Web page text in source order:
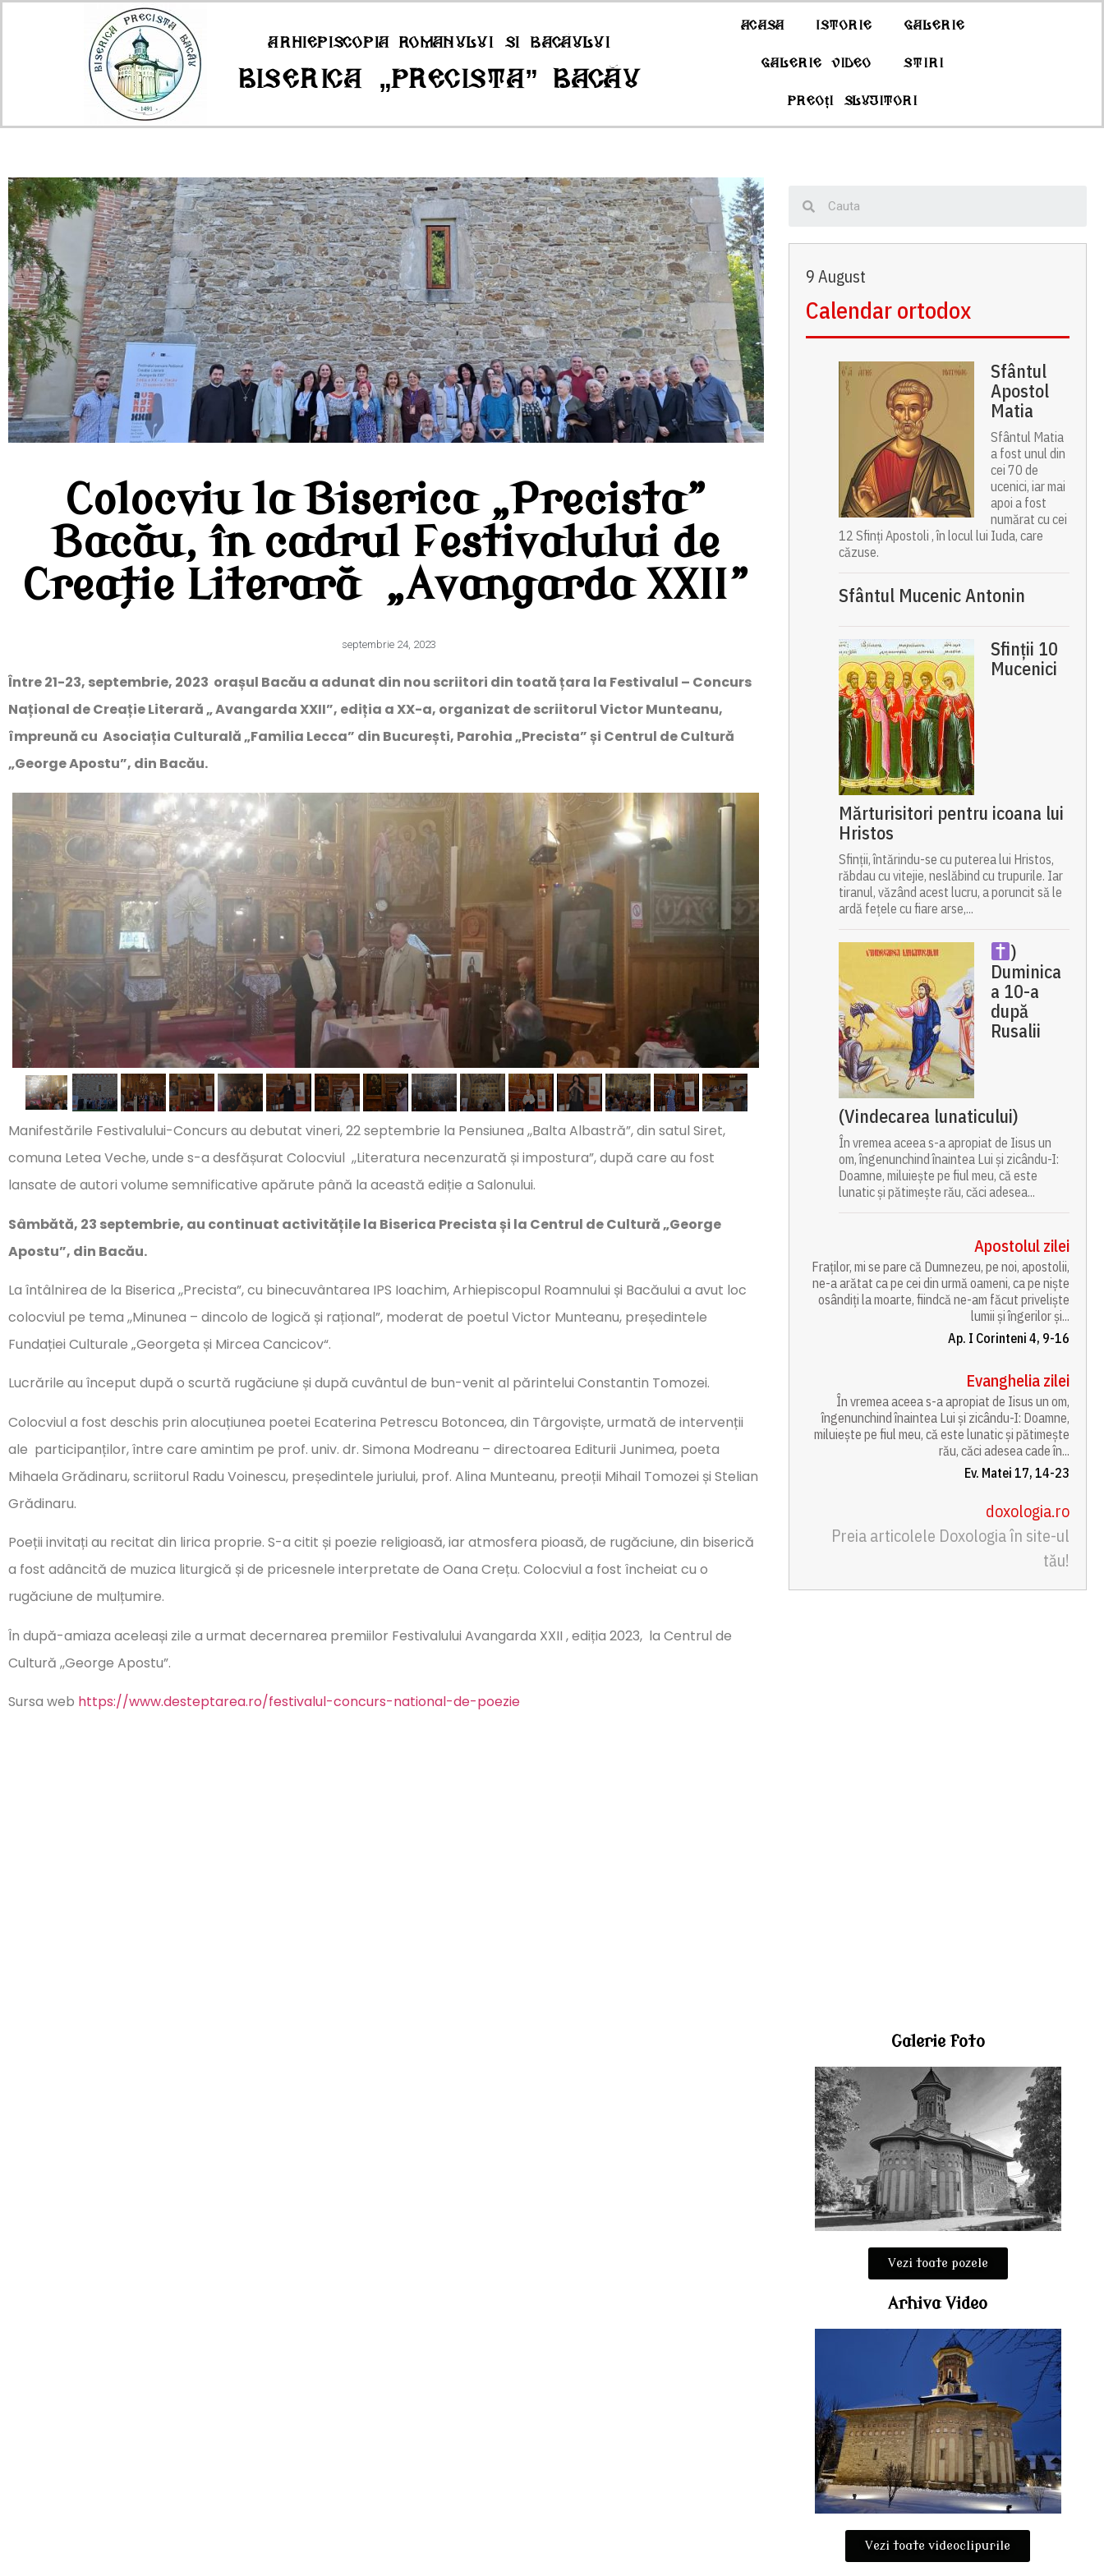
Arhiepiscopia Romanului si Bacăului
Biserica „Precista” Bacău
Acasa Istorie Galerie
Galerie Video Stiri
Preoți slujitori
Colocviu la Biserica „Precista”
Bacău, în cadrul Festivalului de
Creație Literară „Avangarda XXII”
septembrie 24, 2023
Între 21-23, septembrie, 2023 orașul Bacău a adunat din nou scriitori din toată țara la Festivalul – Concurs
Național de Creație Literară „ Avangarda XXII”, ediția a XX-a, organizat de scriitorul Victor Munteanu,
împreună cu Asociația Culturală „Familia Lecca” din București, Parohia „Precista” și Centrul de Cultură
„George Apostu”, din Bacău.
Manifestările Festivalului-Concurs au debutat vineri, 22 septembrie la Pensiunea ,,Balta Albastră”, din satul Siret,
comuna Letea Veche, unde s-a desfășurat Colocviul ,,Literatura necenzurată și impostura”, după care au fost
lansate de autori volume semnificative apărute până la această ediție a Salonului.
Sâmbătă, 23 septembrie, au continuat activitățile la Biserica Precista și la Centrul de Cultură „George
Apostu”, din Bacău.
La întâlnirea de la Biserica ,,Precista”, cu binecuvântarea IPS Ioachim, Arhiepiscopul Roamnului și Bacăului a avut loc
colocviul pe tema ,,Minunea – dincolo de logică și rațional”, moderat de poetul Victor Munteanu, președintele
Fundației Culturale „Georgeta și Mircea Cancicov“.
Lucrările au început după o scurtă rugăciune și după cuvântul de bun-venit al părintelui Constantin Tomozei.
Colocviul a fost deschis prin alocuțiunea poetei Ecaterina Petrescu Botoncea, din Târgoviște, urmată de intervenții
ale participanților, între care amintim pe prof. univ. dr. Simona Modreanu – directoarea Editurii Junimea, poeta
Mihaela Grădinaru, scriitorul Radu Voinescu, președintele juriului, prof. Alina Munteanu, preoții Mihail Tomozei și Stelian
Grădinaru.
Poeții invitați au recitat din lirica proprie. S-a citit și poezie religioasă, iar atmosfera pioasă, de rugăciune, din biserică
a fost adâncită de muzica liturgică și de pricesnele interpretate de Oana Crețu. Colocviul a fost încheiat cu o
rugăciune de mulțumire.
În după-amiaza aceleași zile a urmat decernarea premiilor Festivalului Avangarda XXII , ediția 2023, la Centrul de
Cultură ,,George Apostu”.
Sursa web https://www.desteptarea.ro/festivalul-concurs-national-de-poezie
9 August
Calendar ortodox
Sfântul
Apostol
Matia
Sfântul Matia
a fost unul din
cei 70 de
ucenici, iar mai
apoi a fost
numărat cu cei
12 Sfinți Apostoli , în locul lui Iuda, care
căzuse.
Sfântul Mucenic Antonin
Sfinții 10
Mucenici
Mărturisitori pentru icoana lui
Hristos
Sfinții, întărindu-se cu puterea lui Hristos,
răbdau cu vitejie, neslăbind cu trupurile. Iar
tiranul, văzând acest lucru, a poruncit să le
ardă fețele cu fiare arse,...
)
Duminica
a 10-a
după
Rusalii
(Vindecarea lunaticului)
În vremea aceea s-a apropiat de Iisus un
om, îngenunchind înaintea Lui și zicându-I:
Doamne, miluiește pe fiul meu, că este
lunatic și pătimește rău, căci adesea...
Apostolul zilei
Fraților, mi se pare că Dumnezeu, pe noi, apostolii,
ne-a arătat ca pe cei din urmă oameni, ca pe niște
osândiți la moarte, fiindcă ne-am făcut priveliște
lumii și îngerilor și...
Ap. I Corinteni 4, 9-16
Evanghelia zilei
În vremea aceea s-a apropiat de Iisus un om,
îngenunchind înaintea Lui și zicându-I: Doamne,
miluiește pe fiul meu, că este lunatic și pătimește
rău, căci adesea cade în...
Ev. Matei 17, 14-23
doxologia.ro
Preia articolele Doxologia în site-ul
tău!
Galerie foto
Vezi toate pozele
Arhiva Video
Vezi toate videoclipurile